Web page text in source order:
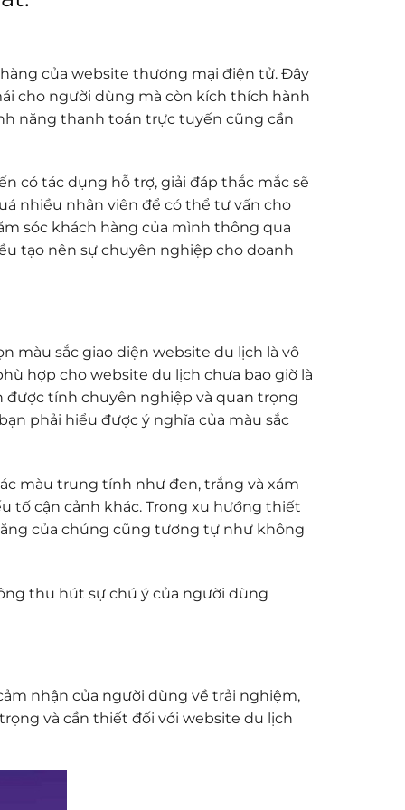
của website thương mại điện tử. Đây
cho người dùng mà còn kích thích hành
năng thanh toán trực tuyến cũng cần
có tác dụng hỗ trợ, giải đáp thắc mắc sẽ
nhiều nhân viên để có thể tư vấn cho
sóc khách hàng của mình thông qua
tạo nên sự chuyên nghiệp cho doanh
màu sắc giao diện website du lịch là vô
hợp cho website du lịch chưa bao giờ là
được tính chuyên nghiệp và quan trọng
phải hiểu được ý nghĩa của màu sắc
màu trung tính như đen, trắng và xám
tố cận cảnh khác. Trong xu hướng thiết
của chúng cũng tương tự như không
thu hút sự chú ý của người dùng
nhận của người dùng về trải nghiệm,
và cần thiết đối với website du lịch